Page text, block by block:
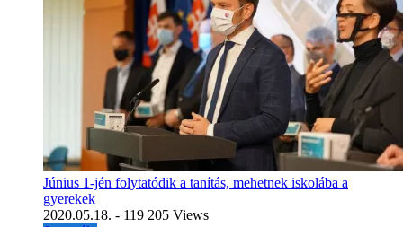
Június 1-jén folytatódik a tanítás, mehetnek iskolába a
gyerekek
2020.05.18. - 119 205 Views